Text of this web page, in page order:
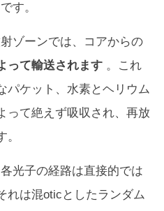
す。
ゾーンでは、コアからの
って輸送されます 。これ
パケット、水素とヘリウム
って絶えず吸収され、再放
各光子の経路は直接的では
れは混oticとしたランダム